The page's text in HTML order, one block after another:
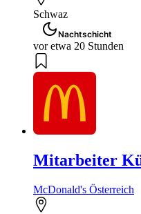
Schwaz
Nachtschicht
vor etwa 20 Stunden
Mitarbeiter
McDonald's Österreich